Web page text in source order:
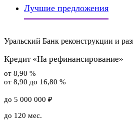
Лучшие предложения
Уральский Банк реконструкции и
Кредит «На рефинансирование»
от 8,90 %
от 8,90 до 16,80 %
до 5 000 000 ₽
до 120 мес.